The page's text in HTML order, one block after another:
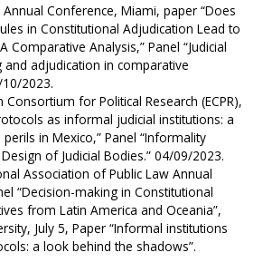
Annual Conference, Miami, paper “Does
in Constitutional Adjudication Lead to
Comparative Analysis,” Panel “Judicial
and adjudication in comparative
2023.
Consortium for Political Research (ECPR),
as informal judicial institutions: a
in Mexico,” Panel “Informality
of Judicial Bodies.” 04/09/2023.
Association of Public Law Annual
“Decision-making in Constitutional
from Latin America and Oceania”,
July 5, Paper “Informal institutions
a look behind the shadows”.